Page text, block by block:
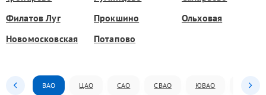
Филатов Луг
Прокшино
Ольховая
Новомосковская
Потапово
ВАО ЦАО САО СВАО ЮВАО ЮАО